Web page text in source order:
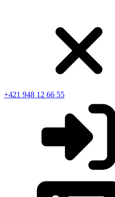
+421 948 12 66 55